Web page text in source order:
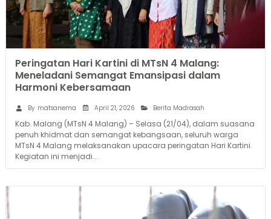
Peringatan Hari Kartini di MTsN 4 Malang:
Meneladani Semangat Emansipasi dalam
Harmoni Kebersamaan
By matsanema April 21, 2026 Berita Madrasah
Kab. Malang (MTsN 4 Malang) – Selasa (21/04), dalam suasana
penuh khidmat dan semangat kebangsaan, seluruh warga
MTsN 4 Malang melaksanakan upacara peringatan Hari Kartini.
Kegiatan ini menjadi...